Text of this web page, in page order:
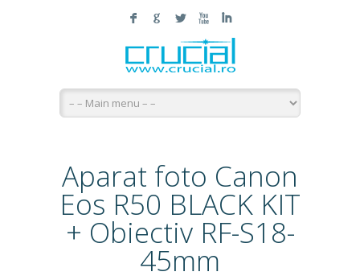
F G L X I
Aparat foto Canon
Eos R50 BLACK KIT
+ Obiectiv RF-S18-
45mm